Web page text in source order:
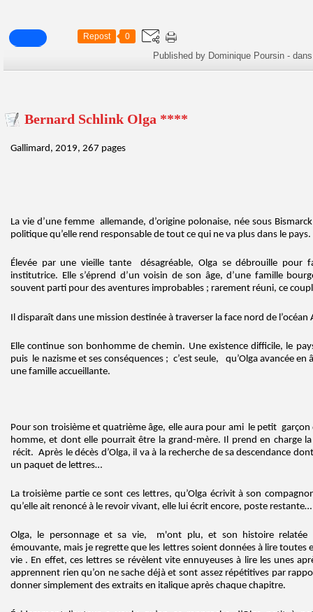
Repost 0
Published by Dominique Poursin -
Bernard Schlink Olga ****
Gallimard, 2019, 267 pages
La vie d’une femme allemande, d’origine polonaise, née sous
politique qu’elle rend responsable de tout ce qui ne va plus dans le pays.
Élevée par une vieille tante désagréable, Olga se débrouille pour
institutrice. Elle s’éprend d’un voisin de son âge, d’une famille
souvent parti pour des aventures improbables ; rarement réuni, ce
Il disparaît dans une mission destinée à traverser la face nord de l’océan
Elle continue son bonhomme de chemin. Une existence difficile, le
puis le nazisme et ses conséquences ; c’est seule, qu’Olga avancée
une famille accueillante.
Pour son troisième et quatrième âge, elle aura pour ami le petit
homme, et dont elle pourrait être la grand-mère. Il prend en charge
récit. Après le décès d’Olga, il va à la recherche de sa descendance
un paquet de lettres…
La troisième partie ce sont ces lettres, qu’Olga écrivit à son
qu’elle ait renoncé à le revoir vivant, elle lui écrit encore, poste restante…
Olga, le personnage et sa vie, m'ont plu, et son histoire relatée
émouvante, mais je regrette que les lettres soient données à lire toutes
vie . En effet, ces lettres se révèlent vite ennuyeuses à lire les unes
apprennent rien qu’on ne sache déjà et sont assez répétitives par
donner simplement des extraits en italique après chaque chapitre.